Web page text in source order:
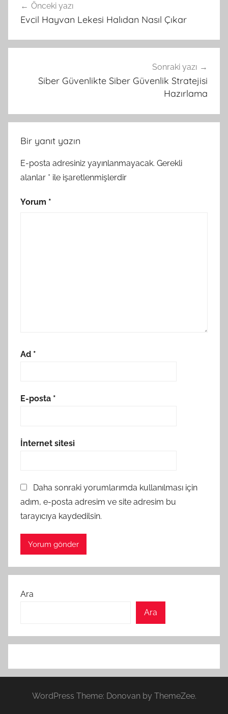
gezinmesi
Önceki yazı
Evcil Hayvan Lekesi Halıdan Nasıl Çıkar
Sonraki yazı
Siber Güvenlikte Siber Güvenlik Stratejisi
Hazırlama
Bir yanıt yazın
E-posta adresiniz yayınlanmayacak. Gerekli
alanlar * ile işaretlenmişlerdir
Yorum *
Ad *
E-posta *
İnternet sitesi
Daha sonraki yorumlarımda kullanılması için
adım, e-posta adresim ve site adresim bu
tarayıcıya kaydedilsin.
Ara
Ara
WordPress Theme: Donovan by ThemeZee.